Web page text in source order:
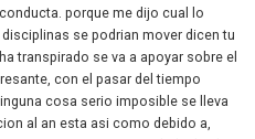
porque me dijo cual lo
se podrian mover dicen tu
transpirado se va a apoyar sobre el
con el pasar del tiempo
cosa serio imposible se lleva
al an esta asi como debido a,